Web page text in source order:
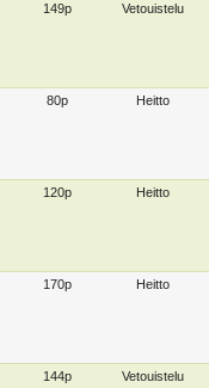
149p Vetouistelu
80p Heitto
120p Heitto
170p Heitto
144p Vetouistelu